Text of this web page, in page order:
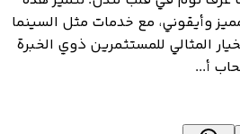
وأيقوني، مع خدمات مثل السينما
المثالي للمستثمرين ذوي الخبرة
أ...